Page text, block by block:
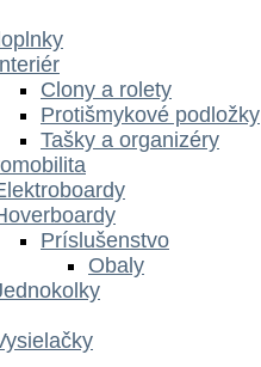
Clony a rolety
Protišmykové podložky
Tašky a organizéry
Príslušenstvo
Obaly